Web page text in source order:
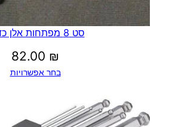
סט 8 מפתחות אלן כדורי
82.00 ₪
בחר אפשרויות